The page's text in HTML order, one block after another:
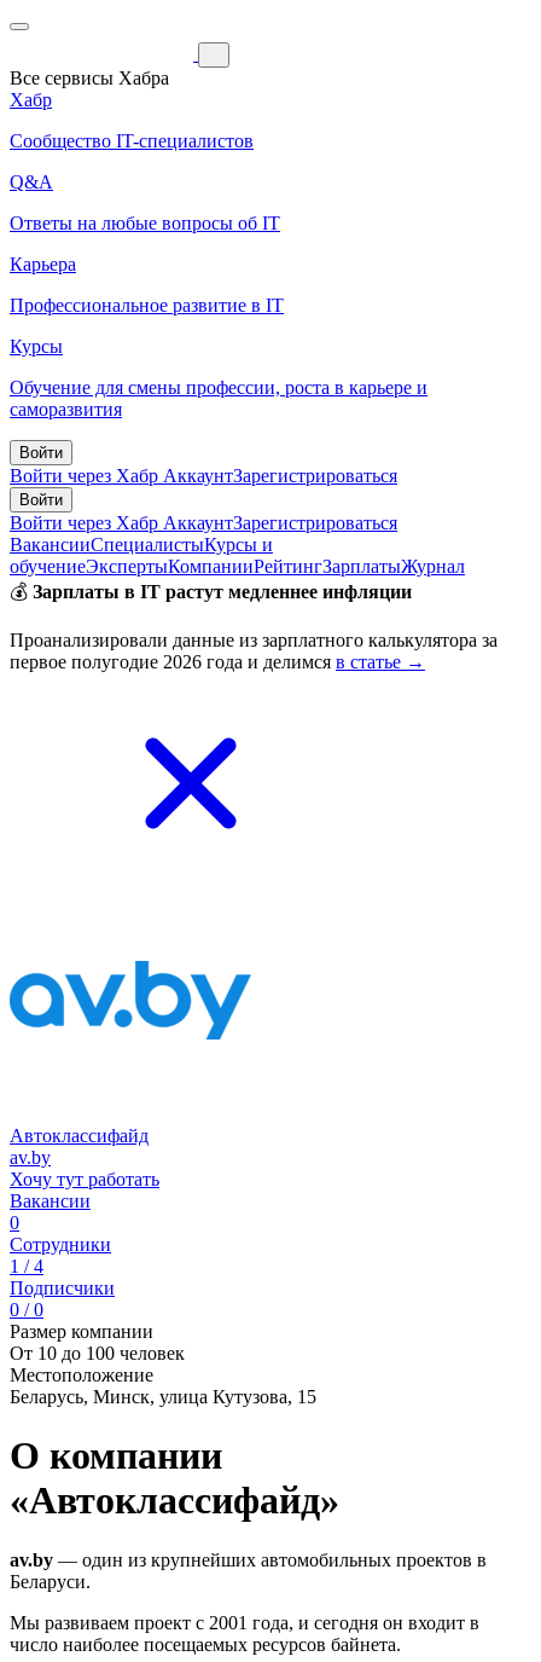
Все сервисы Хабра
Хабр
Сообщество IT-специалистов
Q&A
Ответы на любые вопросы об IT
Карьера
Профессиональное развитие в IT
Курсы
Обучение для смены профессии, роста в карьере и
саморазвития
Войти
Войти через Хабр АккаунтЗарегистрироваться
Войти
Войти через Хабр АккаунтЗарегистрироваться
ВакансииСпециалистыКурсы и
обучениеЭкспертыКомпанииРейтингЗарплатыЖурнал
💰 Зарплаты в IT растут медленнее инфляции
Проанализировали данные из зарплатного калькулятора за
первое полугодие 2026 года и делимся в статье →
Автоклассифайд
av.by
Хочу тут работать
Вакансии
0
Сотрудники
1 / 4
Подписчики
0 / 0
Размер компании
От 10 до 100 человек
Местоположение
Беларусь, Минск, улица Кутузова, 15
О компании
«Автоклассифайд»
av.by — один из крупнейших автомобильных проектов в
Беларуси.
Мы развиваем проект с 2001 года, и сегодня он входит в
число наиболее посещаемых ресурсов байнета.